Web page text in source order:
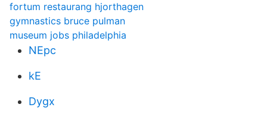
fortum restaurang hjorthagen
gymnastics bruce pulman
museum jobs philadelphia
NEpc
kE
Dygx